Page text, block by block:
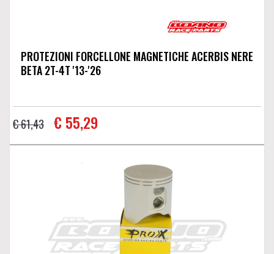
PROTEZIONI FORCELLONE MAGNETICHE ACERBIS NERE
BETA 2T-4T '13-'26
€ 61,43 € 55,29